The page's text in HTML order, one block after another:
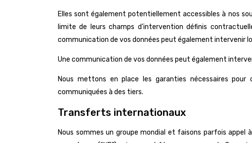
Elles sont également potentiellement accessibles à nos
limite de leurs champs d’intervention définis
communication de vos données peut également intervenir
Une communication de vos données peut également
Nous mettons en place les garanties nécessaires pour
communiquées à des tiers.
Transferts internationaux
Nous sommes un groupe mondial et faisons parfois appel